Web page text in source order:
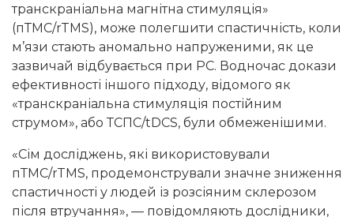
транскраніальна магнітна стимуляція»
(пТМС/rTMS), може полегшити спастичність, коли
м’язи стають аномально напруженими, як це
зазвичай відбувається при РС. Водночас докази
ефективності іншого підходу, відомого як
«транскраніальна стимуляція постійним
струмом», або ТСПС/tDCS, були обмеженішими.
«Сім досліджень, які використовували
пТМС/rTMS, продемонстрували значне зниження
спастичності у людей із розсіяним склерозом
після втручання», — повідомляють дослідники,